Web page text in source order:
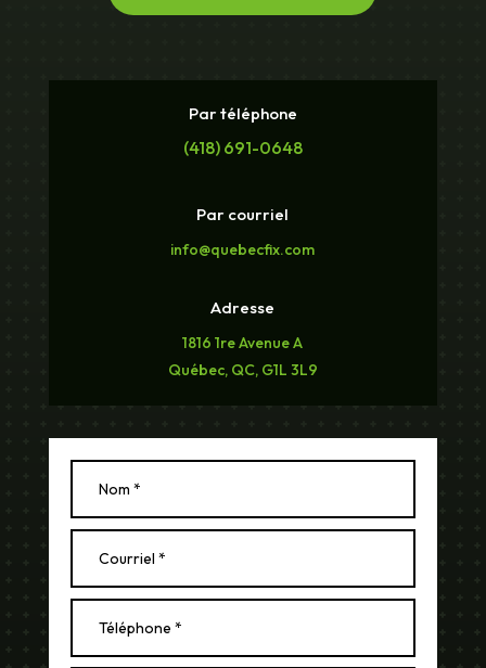
Par téléphone
(418) 691-0648
Par courriel
info@quebecfix.com
Adresse
1816 1re Avenue A
Québec, QC, G1L 3L9